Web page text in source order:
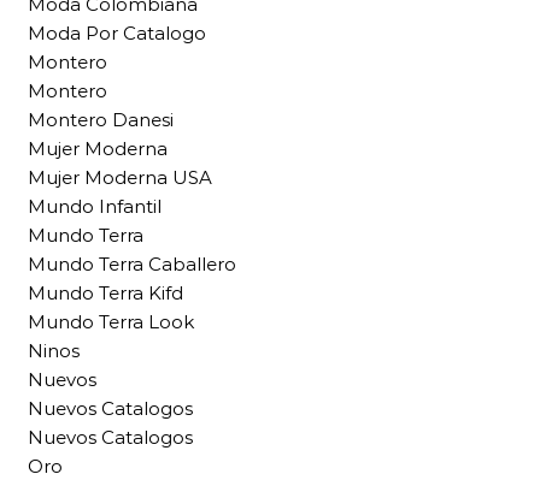
Moda Por Catalogo
Montero
Montero
Montero Danesi
Mujer Moderna
Mujer Moderna USA
Mundo Infantil
Mundo Terra
Mundo Terra Caballero
Mundo Terra Kifd
Mundo Terra Look
Ninos
Nuevos
Nuevos Catalogos
Nuevos Catalogos
Oro